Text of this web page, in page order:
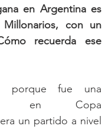
en Argentina es
Millonarios, con un
recuerda ese
porque fue una
en Copa
un partido a nivel